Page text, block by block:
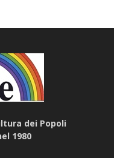
dei Popoli
1980